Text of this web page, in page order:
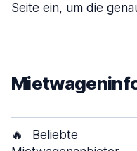
Seite ein, um die
🔥
Beliebte